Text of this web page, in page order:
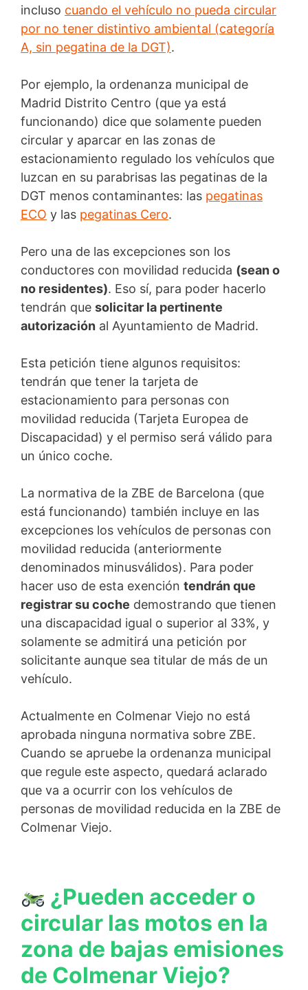
incluso cuando el vehículo no pueda circular
por no tener distintivo ambiental (categoría
A, sin pegatina de la DGT).
Por ejemplo, la ordenanza municipal de
Madrid Distrito Centro (que ya está
funcionando) dice que solamente pueden
circular y aparcar en las zonas de
estacionamiento regulado los vehículos que
luzcan en su parabrisas las pegatinas de la
DGT menos contaminantes: las pegatinas
ECO y las pegatinas Cero.
Pero una de las excepciones son los
conductores con movilidad reducida (sean o
no residentes). Eso sí, para poder hacerlo
tendrán que solicitar la pertinente
autorización al Ayuntamiento de Madrid.
Esta petición tiene algunos requisitos:
tendrán que tener la tarjeta de
estacionamiento para personas con
movilidad reducida (Tarjeta Europea de
Discapacidad) y el permiso será válido para
un único coche.
La normativa de la ZBE de Barcelona (que
está funcionando) también incluye en las
excepciones los vehículos de personas con
movilidad reducida (anteriormente
denominados minusválidos). Para poder
hacer uso de esta exención tendrán que
registrar su coche demostrando que tienen
una discapacidad igual o superior al 33%, y
solamente se admitirá una petición por
solicitante aunque sea titular de más de un
vehículo.
Actualmente en Colmenar Viejo no está
aprobada ninguna normativa sobre ZBE.
Cuando se apruebe la ordenanza municipal
que regule este aspecto, quedará aclarado
que va a ocurrir con los vehículos de
personas de movilidad reducida en la ZBE de
Colmenar Viejo.
¿Pueden acceder o
circular las motos en la
zona de bajas emisiones
de Colmenar Viejo?